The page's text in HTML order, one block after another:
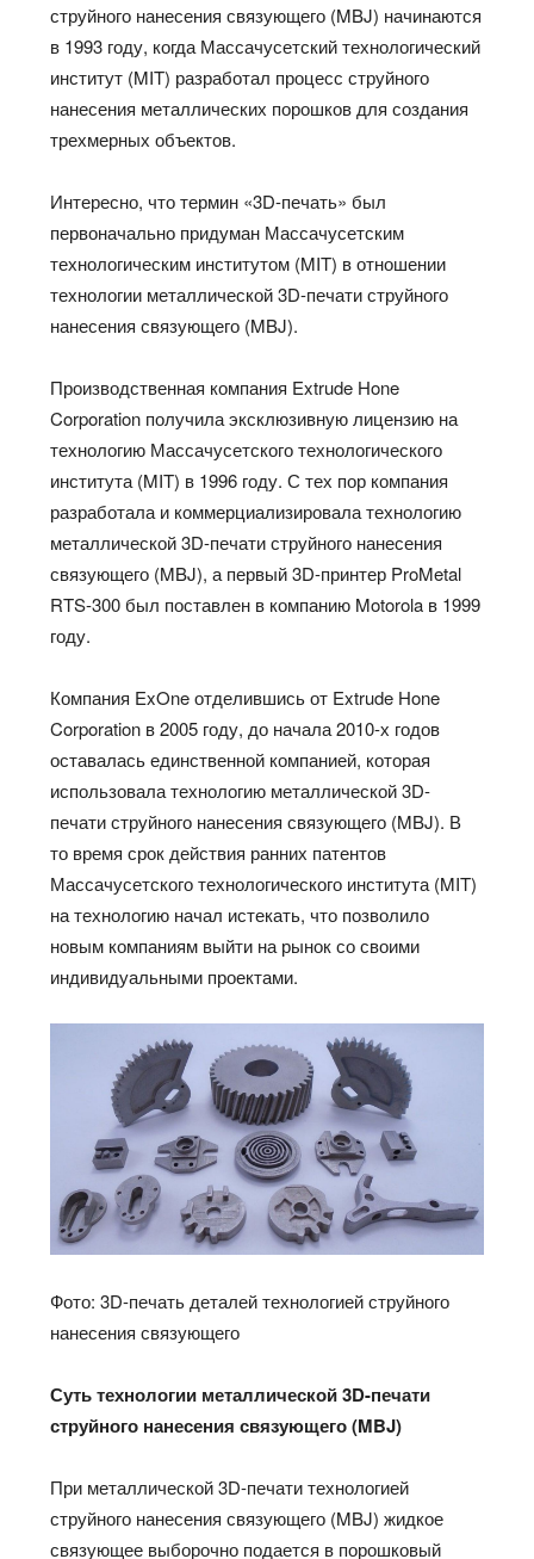
струйного нанесения связующего (MBJ) начинаются
в 1993 году, когда Массачусетский технологический
институт (MIT) разработал процесс струйного
нанесения металлических порошков для создания
трехмерных объектов.
Интересно, что термин «3D-печать» был
первоначально придуман Массачусетским
технологическим институтом (MIT) в отношении
технологии металлической 3D-печати струйного
нанесения связующего (MBJ).
Производственная компания Extrude Hone
Corporation получила эксклюзивную лицензию на
технологию Массачусетского технологического
института (MIT) в 1996 году. С тех пор компания
разработала и коммерциализировала технологию
металлической 3D-печати струйного нанесения
связующего (MBJ), а первый 3D-принтер ProMetal
RTS-300 был поставлен в компанию Motorola в 1999
году.
Компания ExOne отделившись от Extrude Hone
Corporation в 2005 году, до начала 2010-х годов
оставалась единственной компанией, которая
использовала технологию металлической 3D-
печати струйного нанесения связующего (MBJ). В
то время срок действия ранних патентов
Массачусетского технологического института (MIT)
на технологию начал истекать, что позволило
новым компаниям выйти на рынок со своими
индивидуальными проектами.
Фото: 3D-печать деталей технологией струйного
нанесения связующего
Суть технологии металлической 3D-печати
струйного нанесения связующего (MBJ)
При металлической 3D-печати технологией
струйного нанесения связующего (MBJ) жидкое
связующее выборочно подается в порошковый